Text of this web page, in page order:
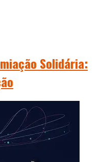
Solidária: